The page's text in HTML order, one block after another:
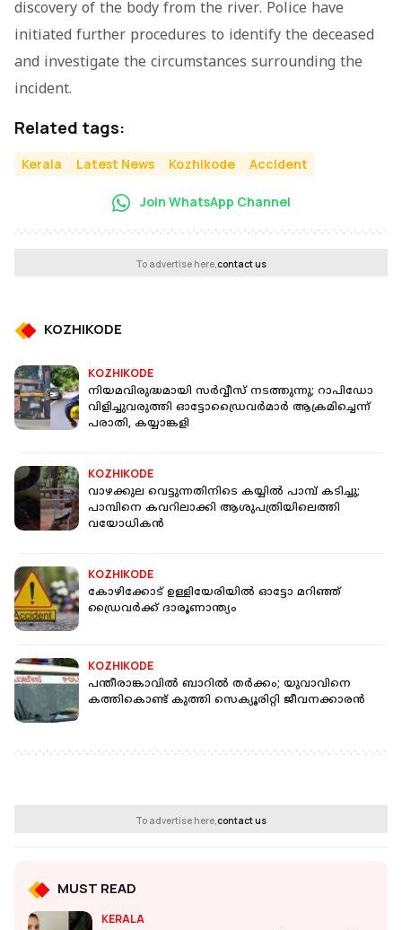
discovery of the body from the river. Police have
initiated further procedures to identify the deceased
and investigate the circumstances surrounding the
incident.
Related tags:
Kerala Latest News Kozhikode Accident
Join WhatsApp Channel
To advertise here,contact us
KOZHIKODE
KOZHIKODE
നിയമവിരുദ്ധമായി സർവ്വീസ് നടത്തുന്നു; റാപിഡോ
വിളിച്ചുവരുത്തി ഓട്ടോഡ്രെെവർമാർ ആക്രമിച്ചെന്ന്
പരാതി, കയ്യാങ്കളി
KOZHIKODE
വാഴക്കുല വെട്ടുന്നതിനിടെ കയ്യില്‍ പാമ്പ് കടിച്ചു;
പാമ്പിനെ കവറിലാക്കി ആശുപത്രിയിലെത്തി
വയോധികന്‍
KOZHIKODE
കോഴിക്കോട് ഉള്ളിയേരിയില്‍ ഓട്ടോ മറിഞ്ഞ്
ഡ്രൈവര്‍ക്ക് ദാരൂണാന്ത്യം
KOZHIKODE
പന്തീരാങ്കാവില്‍ ബാറില്‍ തര്‍ക്കം; യുവാവിനെ
കത്തികൊണ്ട് കുത്തി സെക്യൂരിറ്റി ജീവനക്കാരന്‍
To advertise here,contact us
MUST READ
KERALA